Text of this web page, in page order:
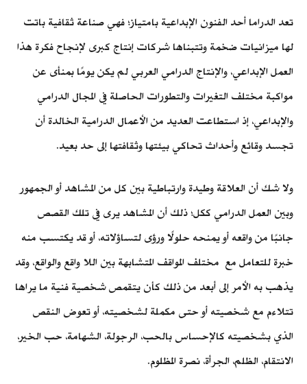
تعد الدراما أحد الفنون الإبداعية بامتياز؛ فهي صناعة ثقافية باتت
لها ميزانيات ضخمة وتتبناها شركات إنتاج كبرى لإنجاح فكرة هذا
العمل الإبداعي، والإنتاج الدرامي العربي لم يكن يومًا بمنأى عن
مواكبة مختلف التغيرات والتطورات الحاصلة في المجال الدرامي
والإبداعي، إذ استطاعت العديد من الأعمال الدرامية الخالدة أن
تجسد وقائع وأحداث تحاكي بيئتها وثقافتها إلى حد بعيد.
ولا شك أن العلاقة وطيدة وارتباطية بين كل من المشاهد أو الجمهور
وبين العمل الدرامي ككل؛ ذلك أن المشاهد يرى في تلك القصص
جانبًا من واقعه أو يمنحه حلولًا ورؤى لتساؤلاته، أو قد يكتسب منه
خبرة للتعامل مع مختلف المواقف المتشابهة بين اللا واقع والواقع، وقد
يذهب به الأمر إلى أبعد من ذلك كأن يتقمص شخصية فنية ما يراها
تتلاءم مع شخصيته أو حتى مكملة لشخصيته، أو تعوض النقص
الذي بشخصيته كالإحساس بالحب، الرجولة، الشهامة، حب الخير،
الانتقام، الظلم، الجرأة، نصرة المظلوم.